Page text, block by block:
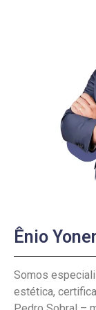
Ênio
Somos
estética,